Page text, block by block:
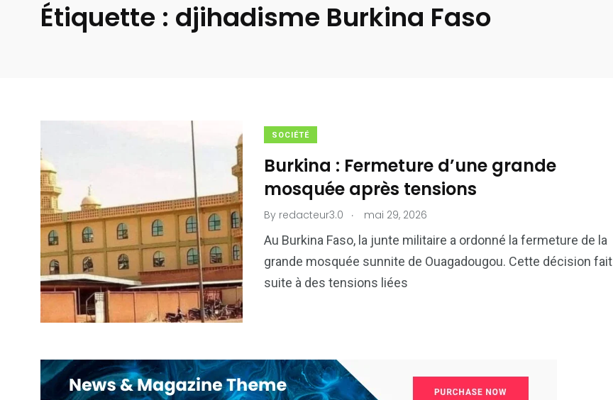
Étiquette : djihadisme Burkina Faso
SOCIÉTÉ
Burkina : Fermeture d’une grande
mosquée après tensions
By redacteur3.0 . mai 29, 2026
Au Burkina Faso, la junte militaire a ordonné la fermeture de la
grande mosquée sunnite de Ouagadougou. Cette décision fait
suite à des tensions liées